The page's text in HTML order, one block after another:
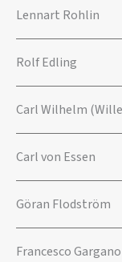
Lennart Rohlin
Rolf Edling
Carl Wilhelm
Carl von Essen
Göran Flodström
Francesco Gargano